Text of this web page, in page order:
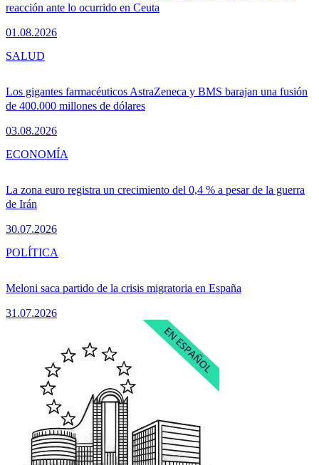
reacción ante lo ocurrido en Ceuta
01.08.2026
Los gigantes farmacéuticos AstraZeneca y BMS barajan una fusión
de 400.000 millones de dólares
03.08.2026
SALUD
La zona euro registra un crecimiento del 0,4 % a pesar de la guerra
de Irán
30.07.2026
ECONOMÍA
Meloni saca partido de la crisis migratoria en España
31.07.2026
POLÍTICA